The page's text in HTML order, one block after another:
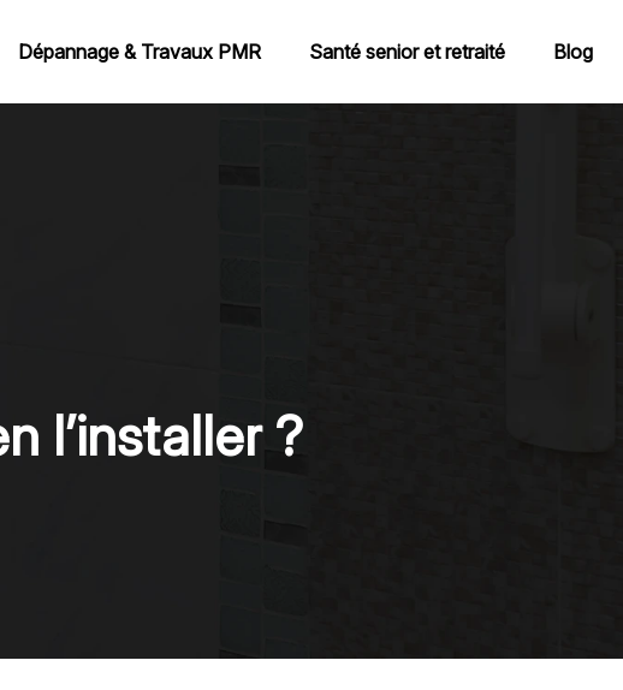
Dépannage & Travaux PMR Santé senior et retraité Blog
l’installer ?